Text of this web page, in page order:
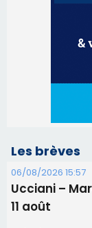
Ucciani –
Corte –
projection
Alata -
Benedetto
05/08/2026 09:53
Biguglia :